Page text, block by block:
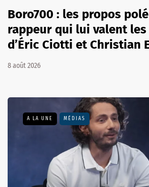
Boro700 : les propos
rappeur qui lui valent
d’Éric Ciotti et Christian
8 août 2026
A LA UNE MÉDIAS